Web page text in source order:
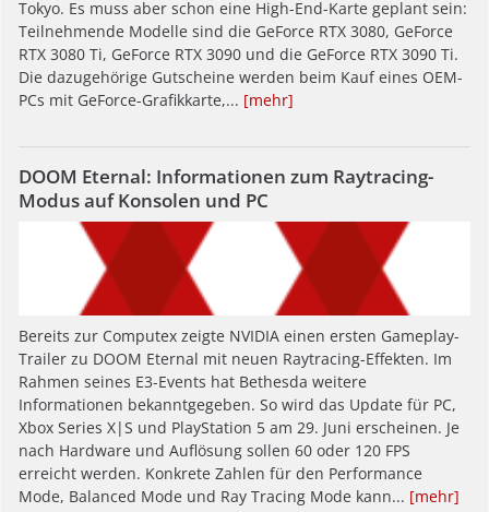
Tokyo. Es muss aber schon eine High-End-Karte geplant sein:
Teilnehmende Modelle sind die GeForce RTX 3080, GeForce
RTX 3080 Ti, GeForce RTX 3090 und die GeForce RTX 3090 Ti.
Die dazugehörige Gutscheine werden beim Kauf eines OEM-
PCs mit GeForce-Grafikkarte,... [mehr]
DOOM Eternal: Informationen zum Raytracing-
Modus auf Konsolen und PC
Bereits zur Computex zeigte NVIDIA einen ersten Gameplay-
Trailer zu DOOM Eternal mit neuen Raytracing-Effekten. Im
Rahmen seines E3-Events hat Bethesda weitere
Informationen bekanntgegeben. So wird das Update für PC,
Xbox Series X|S und PlayStation 5 am 29. Juni erscheinen. Je
nach Hardware und Auflösung sollen 60 oder 120 FPS
erreicht werden. Konkrete Zahlen für den Performance
Mode, Balanced Mode und Ray Tracing Mode kann... [mehr]